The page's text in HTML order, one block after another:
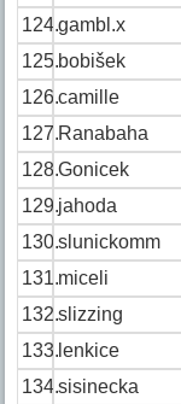
124.gambl.x
125.bobišek
126.camille
127.Ranabaha
128.Gonicek
129.jahoda
130.slunickomm
131.miceli
132.slizzing
133. lenkice
134.sisinecka